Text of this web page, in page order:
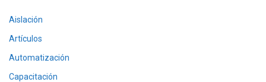
Aislación
Artículos
Automatización
Capacitación